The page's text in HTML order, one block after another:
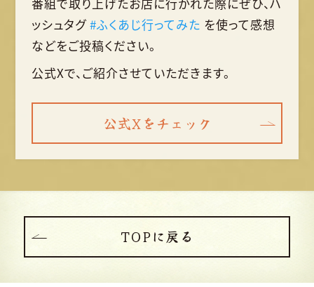
ッシュタグ #ふくあじ行ってみた を使って感想
などをご投稿ください。
公式Xで、ご紹介させていただきます。
公式Xをチェック
TOPに戻る